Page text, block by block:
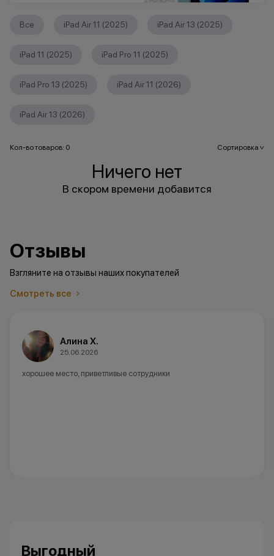
Все iPad Air 11 (2025) iPad Air 13 (2025)
iPad 11 (2025) iPad Pro 11 (2025)
iPad Pro 13 (2025) iPad Air 11 (2026)
iPad Air 13 (2026)
Кол-во товаров: 0 Сортировка>
Ничего нет
В скором времени добавится
Отзывы
Взгляните на отзывы наших покупателей
Смотреть все
Алина Х.
25.06.2026
хорошее место, приветливые сотрудники
Выгодный